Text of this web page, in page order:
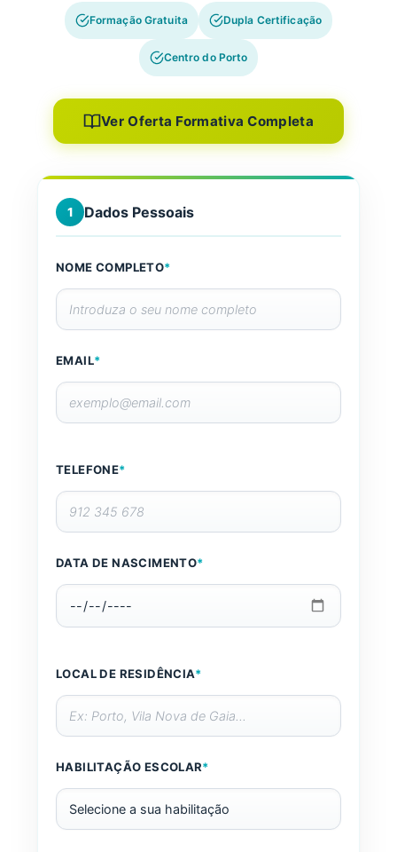
Formação Gratuita Dupla Certificação
Centro do Porto
Ver Oferta Formativa Completa
1 Dados Pessoais
NOME COMPLETO*
EMAIL*
TELEFONE*
DATA DE NASCIMENTO*
LOCAL DE RESIDÊNCIA*
HABILITAÇÃO ESCOLAR*